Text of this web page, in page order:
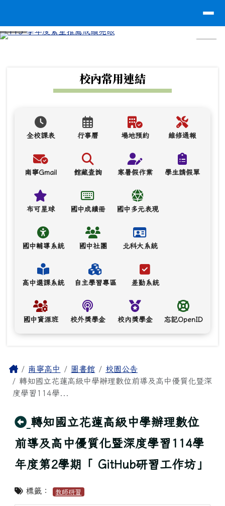
校內常用連結
全校課表 行事曆 場地預約 維修通報
南寧Gmail 館藏查詢 寒暑假作業 學生請假單
布可星球 國中成績冊 國中多元表現
國中輔導系統 國中社團 北科大系統
高中選課系統 自主學習專區 差勤系統
國中資源班 校外獎學金 校內獎學金 忘記OpenID
主內容區域
Home南寧高中 圖書館
校園公告
轉知國立花蓮高級中學辦理數位前導及高中優質化暨深
度學習114學...
回上頁
轉知國立花蓮高級中學辦理數位
前導及高中優質化暨深度學習114學
年度第2學期「 GitHub研習工作坊」
標籤： 教師研習